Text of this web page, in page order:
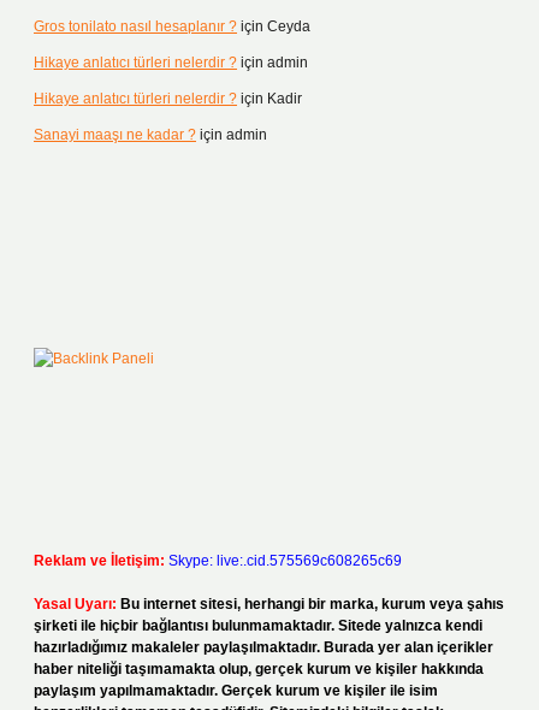
Gros tonilato nasıl hesaplanır ? için Ceyda
Hikaye anlatıcı türleri nelerdir ? için admin
Hikaye anlatıcı türleri nelerdir ? için Kadir
Sanayi maaşı ne kadar ? için admin
Reklam ve İletişim: Skype: live:.cid.575569c608265c69
Yasal Uyarı: Bu internet sitesi, herhangi bir marka, kurum veya şahıs
şirketi ile hiçbir bağlantısı bulunmamaktadır. Sitede yalnızca kendi
hazırladığımız makaleler paylaşılmaktadır. Burada yer alan içerikler
haber niteliği taşımamakta olup, gerçek kurum ve kişiler hakkında
paylaşım yapılmamaktadır. Gerçek kurum ve kişiler ile isim